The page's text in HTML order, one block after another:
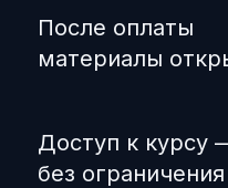
После оплаты
материалы
Доступ к курсу
без